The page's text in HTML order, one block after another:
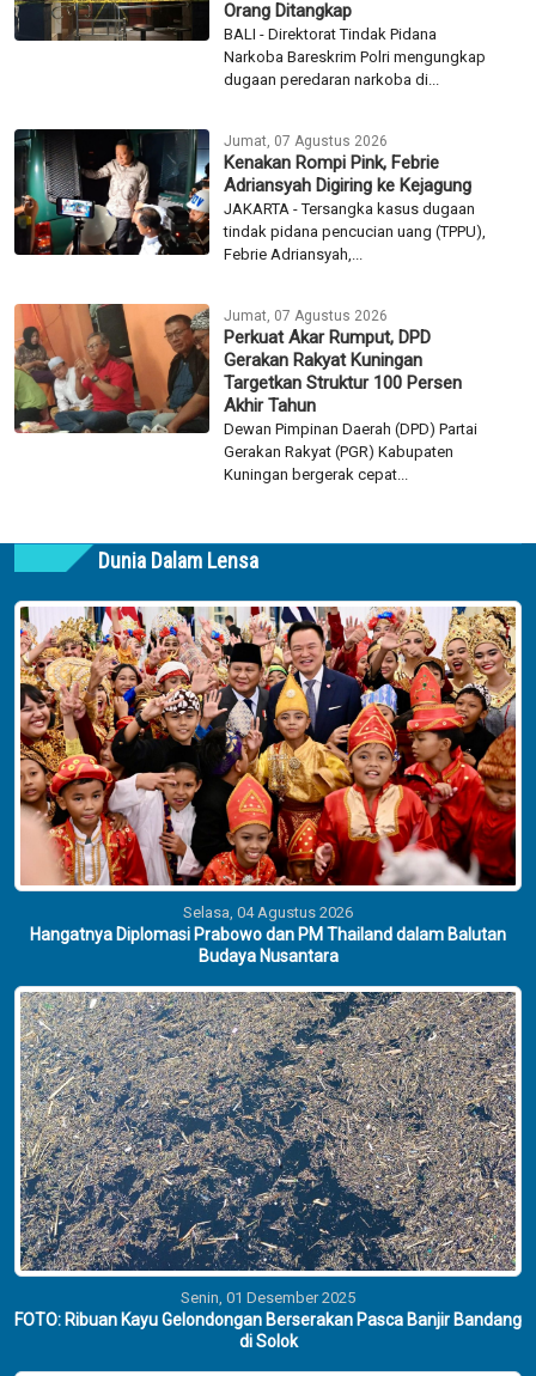
Orang Ditangkap
BALI - Direktorat Tindak Pidana
Narkoba Bareskrim Polri mengungkap
dugaan peredaran narkoba di...
Jumat, 07 Agustus 2026
Kenakan Rompi Pink, Febrie
Adriansyah Digiring ke Kejagung
JAKARTA - Tersangka kasus dugaan
tindak pidana pencucian uang (TPPU),
Febrie Adriansyah,...
Jumat, 07 Agustus 2026
Perkuat Akar Rumput, DPD
Gerakan Rakyat Kuningan
Targetkan Struktur 100 Persen
Akhir Tahun
Dewan Pimpinan Daerah (DPD) Partai
Gerakan Rakyat (PGR) Kabupaten
Kuningan bergerak cepat...
Dunia Dalam Lensa
Selasa, 04 Agustus 2026
Hangatnya Diplomasi Prabowo dan PM Thailand dalam Balutan
Budaya Nusantara
Senin, 01 Desember 2025
FOTO: Ribuan Kayu Gelondongan Berserakan Pasca Banjir Bandang
di Solok